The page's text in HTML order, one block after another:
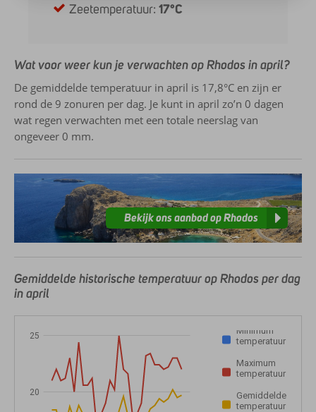
Zeetemperatuur:17°C
Wat voor weer kun je verwachten op Rhodos in april?
De gemiddelde temperatuur in april is 17,8°C en zijn er
rond de 9 zonuren per dag. Je kunt in april zo’n 0 dagen
wat regen verwachten met een totale neerslag van
ongeveer 0 mm.
Bekijk ons aanbod op Rhodos
Gemiddelde historische temperatuur op Rhodos per dag
in april
Minimum
temperatuur
Maximum
temperatuur
Gemiddelde
temperatuur
20
25